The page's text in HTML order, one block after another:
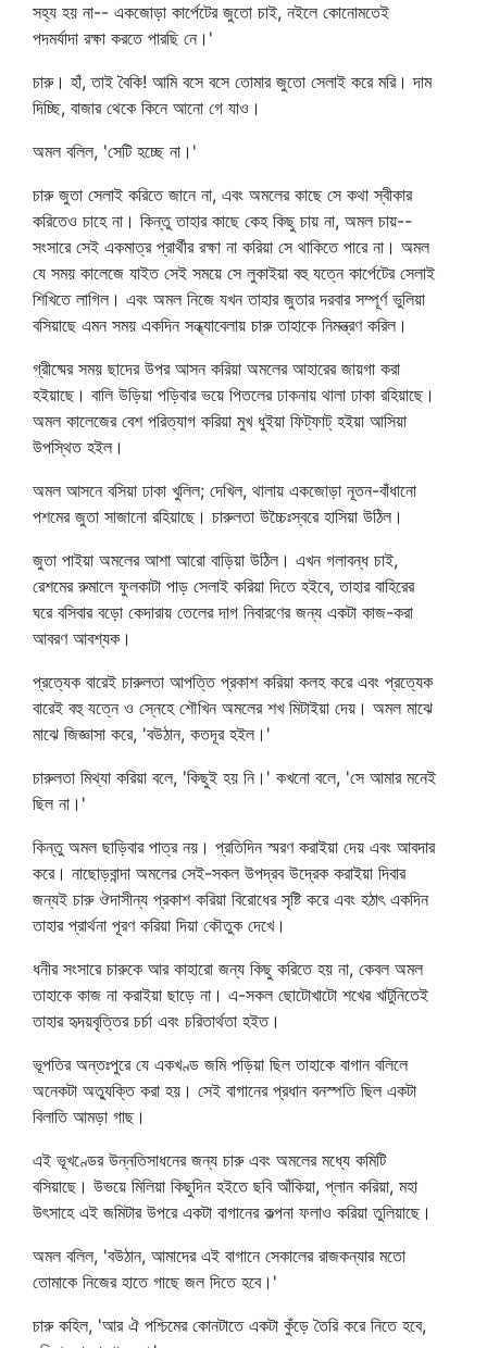
সহ্য হয় না-- একজোড়া কার্পেটের জুতো চাই, নইলে কোনোমতেই
পদমর্যাদা রক্ষা করতে পারছি নে।'
চারু। হাঁ, তাই বৈকি! আমি বসে বসে তোমার জুতো সেলাই করে মরি। দাম
দিচ্ছি, বাজার থেকে কিনে আনো গে যাও।
অমল বলিল, 'সেটি হচ্ছে না।'
চারু জুতা সেলাই করিতে জানে না, এবং অমলের কাছে সে কথা স্বীকার
করিতেও চাহে না। কিন্তু তাহার কাছে কেহ কিছু চায় না, অমল চায়--
সংসারে সেই একমাত্র প্রার্থীর রক্ষা না করিয়া সে থাকিতে পারে না। অমল
যে সময় কালেজে যাইত সেই সময়ে সে লুকাইয়া বহু যত্নে কার্পেটের সেলাই
শিখিতে লাগিল। এবং অমল নিজে যখন তাহার জুতার দরবার সম্পূর্ণ ভুলিয়া
বসিয়াছে এমন সময় একদিন সন্ধ্যাবেলায় চারু তাহাকে নিমন্ত্রণ করিল।
গ্রীষ্মের সময় ছাদের উপর আসন করিয়া অমলের আহারের জায়গা করা
হইয়াছে। বালি উড়িয়া পড়িবার ভয়ে পিতলের ঢাকনায় থালা ঢাকা রহিয়াছে।
অমল কালেজের বেশ পরিত্যাগ করিয়া মুখ ধুইয়া ফিট্‌ফাট্‌ হইয়া আসিয়া
উপস্থিত হইল।
অমল আসনে বসিয়া ঢাকা খুলিল; দেখিল, থালায় একজোড়া নূতন-বাঁধানো
পশমের জুতা সাজানো রহিয়াছে। চারুলতা উচ্চৈঃস্বরে হাসিয়া উঠিল।
জুতা পাইয়া অমলের আশা আরো বাড়িয়া উঠিল। এখন গলাবন্ধ চাই,
রেশমের রুমালে ফুলকাটা পাড় সেলাই করিয়া দিতে হইবে, তাহার বাহিরের
ঘরে বসিবার বড়ো কেদারায় তেলের দাগ নিবারণের জন্য একটা কাজ-করা
আবরণ আবশ্যক।
প্রত্যেক বারেই চারুলতা আপত্তি প্রকাশ করিয়া কলহ করে এবং প্রত্যেক
বারেই বহু যত্নে ও স্নেহে শৌখিন অমলের শখ মিটাইয়া দেয়। অমল মাঝে
মাঝে জিজ্ঞাসা করে, 'বউঠান, কতদূর হইল।'
চারুলতা মিথ্যা করিয়া বলে, 'কিছুই হয় নি।' কখনো বলে, 'সে আমার মনেই
ছিল না।'
কিন্তু অমল ছাড়িবার পাত্র নয়। প্রতিদিন স্মরণ করাইয়া দেয় এবং আবদার
করে। নাছোড়বান্দা অমলের সেই-সকল উপদ্রব উদ্রেক করাইয়া দিবার
জন্যই চারু ঔদাসীন্য প্রকাশ করিয়া বিরোধের সৃষ্টি করে এবং হঠাৎ একদিন
তাহার প্রার্থনা পূরণ করিয়া দিয়া কৌতুক দেখে।
ধনীর সংসারে চারুকে আর কাহারো জন্য কিছু করিতে হয় না, কেবল অমল
তাহাকে কাজ না করাইয়া ছাড়ে না। এ-সকল ছোটোখাটো শখের খাটুনিতেই
তাহার হৃদয়বৃত্তির চর্চা এবং চরিতার্থতা হইত।
ভূপতির অন্তঃপুরে যে একখণ্ড জমি পড়িয়া ছিল তাহাকে বাগান বলিলে
অনেকটা অত্যুক্তি করা হয়। সেই বাগানের প্রধান বনস্পতি ছিল একটা
বিলাতি আমড়া গাছ।
এই ভূখণ্ডের উন্নতিসাধনের জন্য চারু এবং অমলের মধ্যে কমিটি
বসিয়াছে। উভয়ে মিলিয়া কিছুদিন হইতে ছবি আঁকিয়া, প্লান করিয়া, মহা
উৎসাহে এই জমিটার উপরে একটা বাগানের কল্পনা ফলাও করিয়া তুলিয়াছে।
অমল বলিল, 'বউঠান, আমাদের এই বাগানে সেকালের রাজকন্যার মতো
তোমাকে নিজের হাতে গাছে জল দিতে হবে।'
চারু কহিল, 'আর ঐ পশ্চিমের কোনটাতে একটা কুঁড়ে তৈরি করে নিতে হবে,